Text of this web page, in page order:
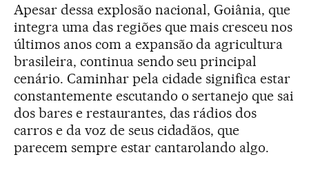
Apesar dessa explosão nacional, Goiânia, que
integra uma das regiões que mais cresceu nos
últimos anos com a expansão da agricultura
brasileira, continua sendo seu principal
cenário. Caminhar pela cidade significa estar
constantemente escutando o sertanejo que sai
dos bares e restaurantes, das rádios dos
carros e da voz de seus cidadãos, que
parecem sempre estar cantarolando algo.